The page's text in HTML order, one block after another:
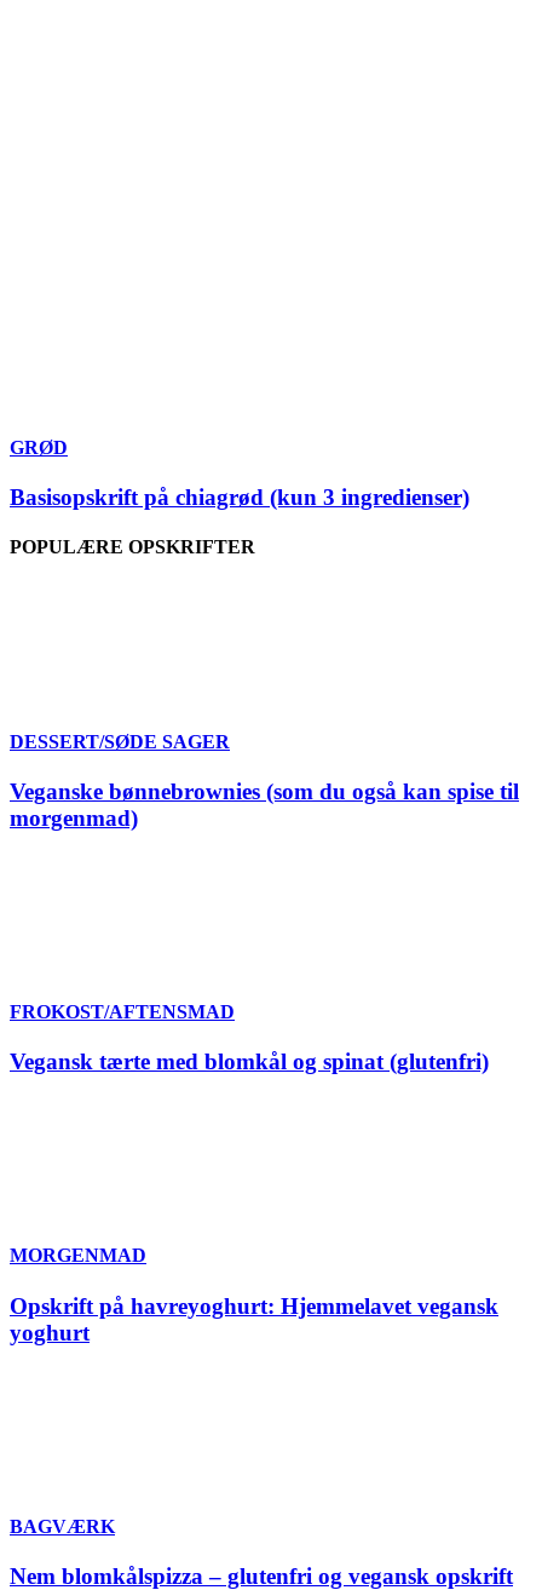
GRØD
Basisopskrift på chiagrød (kun 3 ingredienser)
POPULÆRE OPSKRIFTER
DESSERT/SØDE SAGER
Veganske bønnebrownies (som du også kan spise til
morgenmad)
FROKOST/AFTENSMAD
Vegansk tærte med blomkål og spinat (glutenfri)
MORGENMAD
Opskrift på havreyoghurt: Hjemmelavet vegansk
yoghurt
BAGVÆRK
Nem blomkålspizza – glutenfri og vegansk opskrift